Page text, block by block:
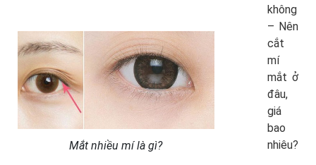
Mắt nhiều mí là gì?
không
– Nên
cắt
mí
mắt ở
đâu,
giá
bao
nhiêu?